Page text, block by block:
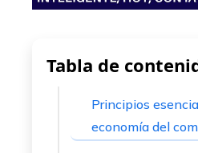
Tabla de
Principios
economía del